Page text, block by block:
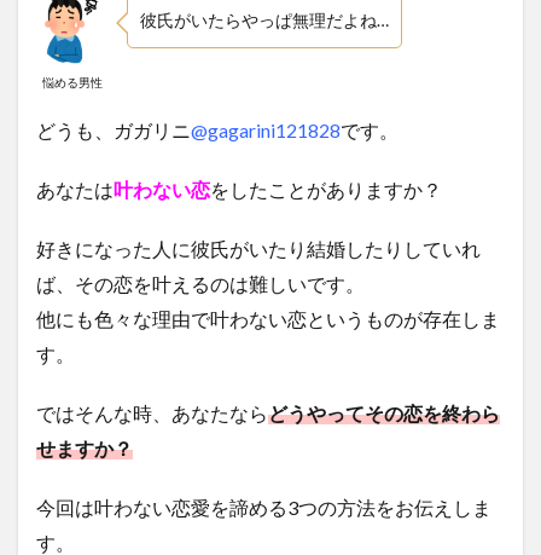
悩める男性
彼氏がいたらやっぱ無理だよね…
どうも、ガガリニ@gagarini121828です。
あなたは叶わない恋をしたことがありますか？
好きになった人に彼氏がいたり結婚したりしていれ
ば、その恋を叶えるのは難しいです。
他にも色々な理由で叶わない恋というものが存在しま
す。
ではそんな時、あなたならどうやってその恋を終わら
せますか？
今回は叶わない恋愛を諦める3つの方法をお伝えしま
す。